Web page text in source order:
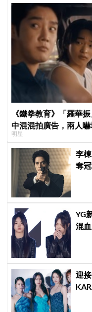
《鐵拳教育》「羅華
中混混拍廣告，兩人
明星
李
奪
YG
混
迎